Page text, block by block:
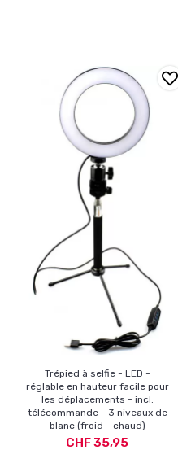
Trépied à selfie - LED -
réglable en hauteur facile pour
les déplacements - incl.
télécommande - 3 niveaux de
blanc (froid - chaud)
CHF 35,95